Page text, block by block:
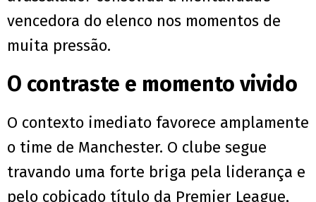
vencedora do elenco nos momentos de
muita pressão.
O contraste e momento vivido
O contexto imediato favorece amplamente
o time de Manchester. O clube segue
travando uma forte briga pela liderança e
pelo cobiçado título da Premier League,